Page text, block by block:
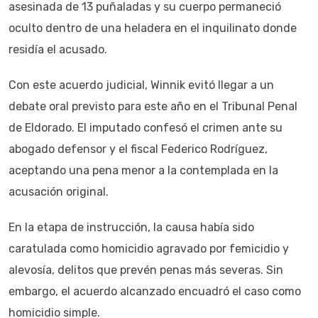
asesinada de 13 puñaladas y su cuerpo permaneció
oculto dentro de una heladera en el inquilinato donde
residía el acusado.
Con este acuerdo judicial, Winnik evitó llegar a un
debate oral previsto para este año en el Tribunal Penal
de Eldorado. El imputado confesó el crimen ante su
abogado defensor y el fiscal Federico Rodríguez,
aceptando una pena menor a la contemplada en la
acusación original.
En la etapa de instrucción, la causa había sido
caratulada como homicidio agravado por femicidio y
alevosía, delitos que prevén penas más severas. Sin
embargo, el acuerdo alcanzado encuadró el caso como
homicidio simple.